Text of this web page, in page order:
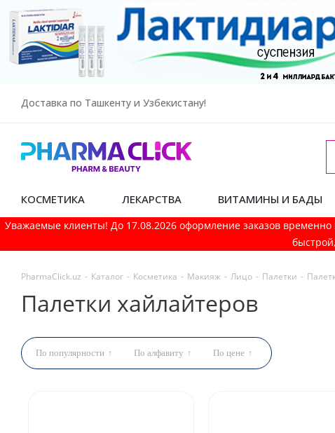
Доставка по Ташкенту и Узбекистану!
КОСМЕТИКА ЛЕКАРСТВА ВИТАМИНЫ И БАДЫ
Уважаемые клиенты! До 17.08.2026 оформление заказов
PharmaСlick.uz - Каталог - Косметика - Макияж - Лицо - Палетки -
Палетки хайлайтеров
По популярности По алфавиту По цене